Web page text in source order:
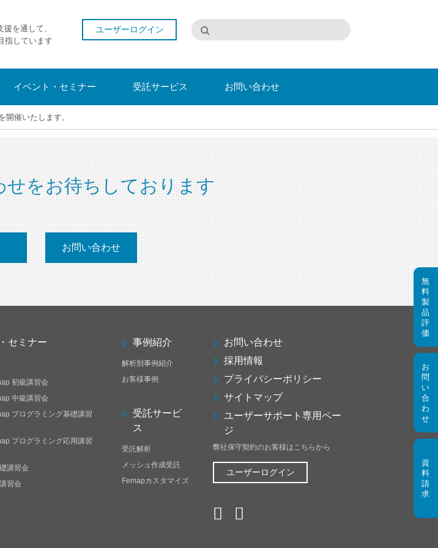
を通して、
指しています
ユーザーログイン
イベント・セミナー 受託サービス お問い合わせ
開催いたします。
をお待ちしております
お問い合わせ
セミナー
初級講習会
中級講習会
プログラミング基礎講習
プログラミング応用講習
講習会
習会
事例紹介
解析別事例紹介
お客様事例
受託サービ
ス
受託解析
メッシュ作成受託
Femapカスタマイズ
お問い合わせ
採用情報
プライバシーポリシー
サイトマップ
ユーザーサポート専用ペー
ジ
弊社保守契約のお客様はこちらから
ユーザーログイン